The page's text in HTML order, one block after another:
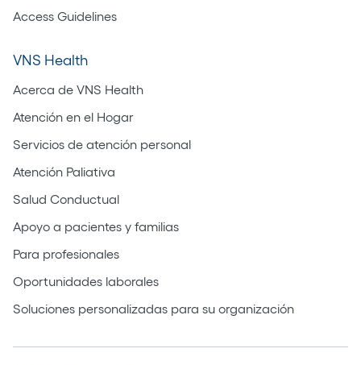
Access Guidelines
VNS Health
Acerca de VNS Health
Atención en el Hogar
Servicios de atención personal
Atención Paliativa
Salud Conductual
Apoyo a pacientes y familias
Para profesionales
Oportunidades laborales
Soluciones personalizadas para su organización